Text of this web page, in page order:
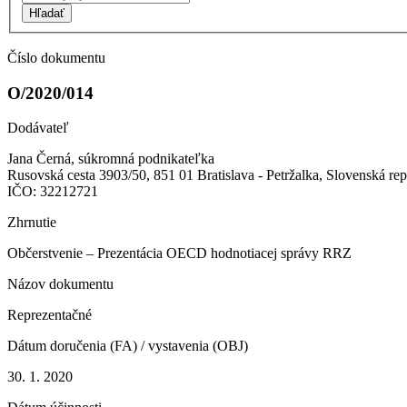
Hľadať
Číslo dokumentu
O/2020/014
Dodávateľ
Jana Černá, súkromná podnikateľka
Rusovská cesta 3903/50, 851 01 Bratislava - Petržalka, Slovenská
IČO: 32212721
Zhrnutie
Občerstvenie – Prezentácia OECD hodnotiacej správy RRZ
Názov dokumentu
Reprezentačné
Dátum doručenia (FA) / vystavenia (OBJ)
30. 1. 2020